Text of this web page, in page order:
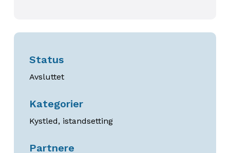
Status
Avsluttet
Kategorier
Kystled, istandsetting
Partnere